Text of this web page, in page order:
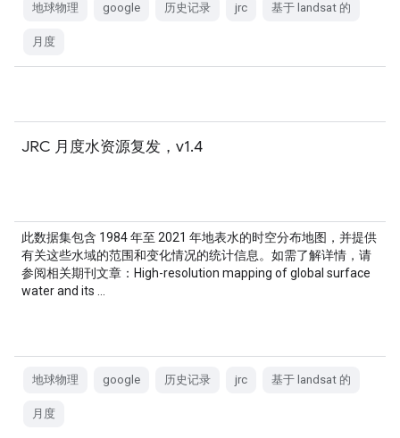
地球物理 google 历史记录 jrc 基于 landsat 的
月度
JRC 月度水资源复发，v1.4
此数据集包含 1984 年至 2021 年地表水的时空分布地图，并提供
有关这些水域的范围和变化情况的统计信息。如需了解详情，请
参阅相关期刊文章：High-resolution mapping of global surface
water and its …
地球物理 google 历史记录 jrc 基于 landsat 的
月度